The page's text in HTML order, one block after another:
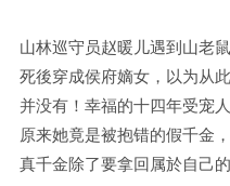
山林巡守员赵暖儿遇到山老
死後穿成侯府嫡女，以为从
并没有！幸福的十四年受宠
原来她竟是被抱错的假千金
真千金除了要拿回属於自己